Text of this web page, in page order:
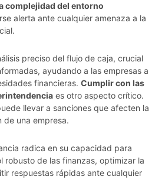
complejidad del entorno
alerta ante cualquier amenaza a la
preciso del flujo de caja, crucial
ayudando a las empresas a
financieras. Cumplir con las
es otro aspecto crítico.
llevar a sanciones que afecten la
de una empresa.
radica en su capacidad para
robusto de las finanzas, optimizar la
respuestas rápidas ante cualquier